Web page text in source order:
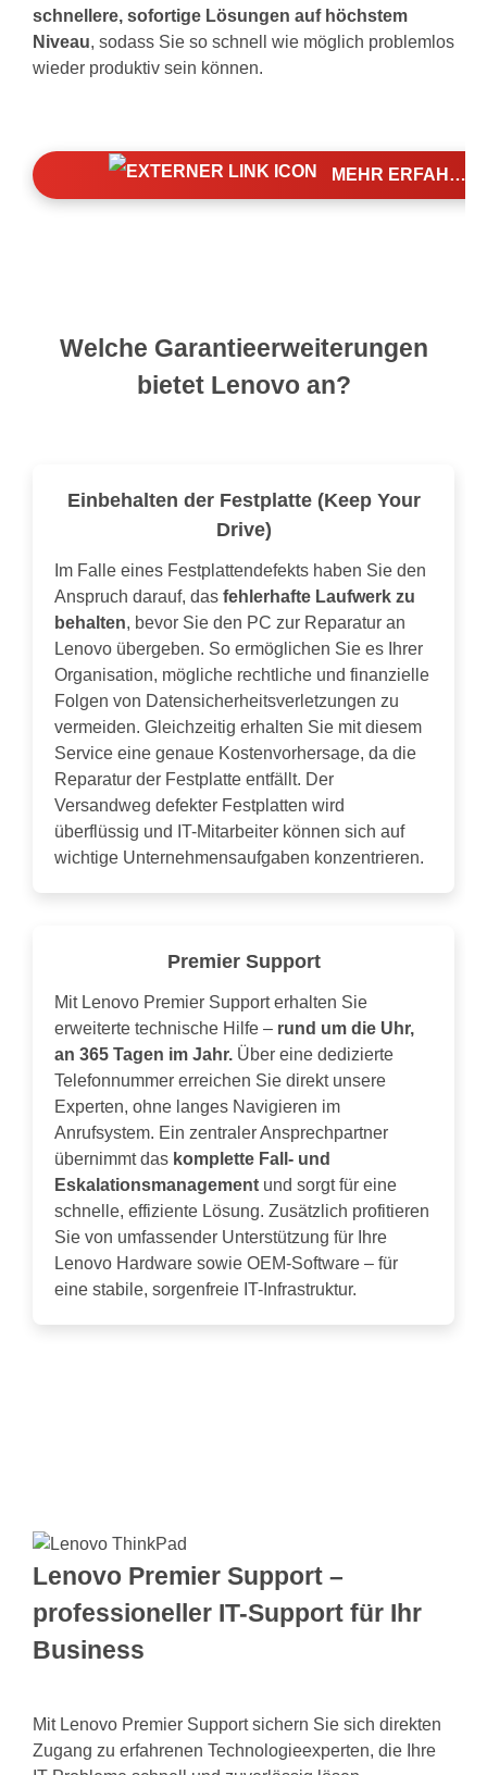
schnellere, sofortige Lösungen auf höchstem
Niveau, sodass Sie so schnell wie möglich problemlos
wieder produktiv sein können.
MEHR ERFAHREN
Welche Garantieerweiterungen
bietet Lenovo an?
Einbehalten der Festplatte (Keep Your
Drive)
Im Falle eines Festplattendefekts haben Sie den
Anspruch darauf, das fehlerhafte Laufwerk zu
behalten, bevor Sie den PC zur Reparatur an
Lenovo übergeben. So ermöglichen Sie es Ihrer
Organisation, mögliche rechtliche und finanzielle
Folgen von Datensicherheitsverletzungen zu
vermeiden. Gleichzeitig erhalten Sie mit diesem
Service eine genaue Kostenvorhersage, da die
Reparatur der Festplatte entfällt. Der
Versandweg defekter Festplatten wird
überflüssig und IT-Mitarbeiter können sich auf
wichtige Unternehmensaufgaben konzentrieren.
Premier Support
Mit Lenovo Premier Support erhalten Sie
erweiterte technische Hilfe – rund um die Uhr,
an 365 Tagen im Jahr. Über eine dedizierte
Telefonnummer erreichen Sie direkt unsere
Experten, ohne langes Navigieren im
Anrufsystem. Ein zentraler Ansprechpartner
übernimmt das komplette Fall- und
Eskalationsmanagement und sorgt für eine
schnelle, effiziente Lösung. Zusätzlich profitieren
Sie von umfassender Unterstützung für Ihre
Lenovo Hardware sowie OEM-Software – für
eine stabile, sorgenfreie IT-Infrastruktur.
Lenovo Premier Support –
professioneller IT-Support für Ihr
Business
Mit Lenovo Premier Support sichern Sie sich direkten
Zugang zu erfahrenen Technologieexperten, die Ihre